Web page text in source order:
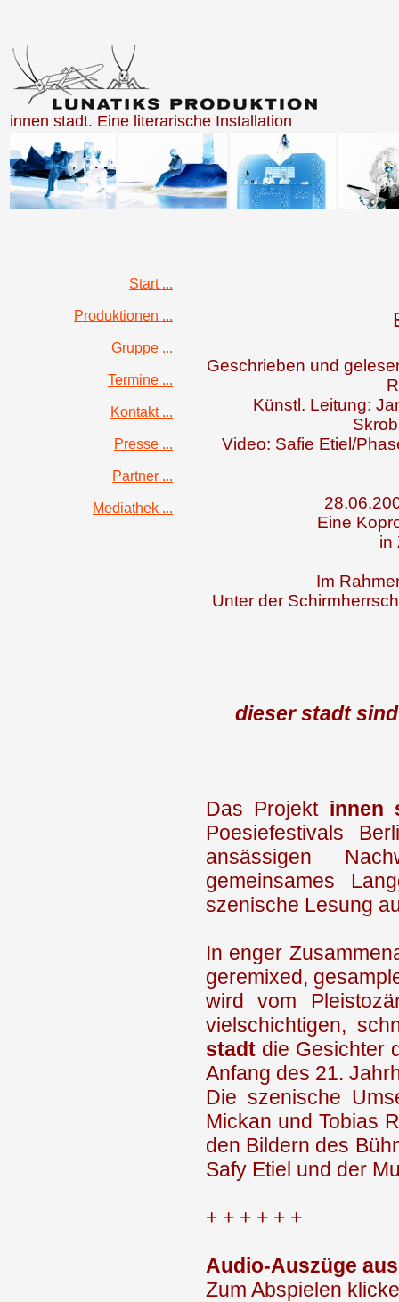
innen stadt. Eine literarische Installation
Start ...
Produktionen ...
Gruppe ...
Termine ...
Kontakt ...
Presse ...
Partner ...
Mediathek ...
Geschrieben und
Künstl. Leitung:
Video: Safie Etiel/
Eine
in
Im
Unter der
dieser stadt
Das Projekt innen
Poesiefestivals
ansässigen
gemeinsames
szenische Lesung
In enger
geremixed,
wird vom
vielschichtigen,
stadt die Gesichter
Anfang des 21.
Die szenische
Mickan und Tobias
den Bildern des
Safy Etiel und der
+ + + + + +
Audio-Auszüge
Zum Abspielen